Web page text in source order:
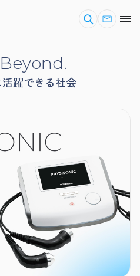
躍できる社会